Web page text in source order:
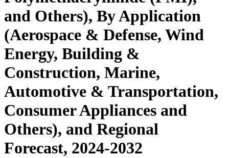
and Others), By Application
(Aerospace & Defense, Wind
Energy, Building &
Construction, Marine,
Automotive & Transportation,
Consumer Appliances and
Others), and Regional
Forecast, 2024-2032